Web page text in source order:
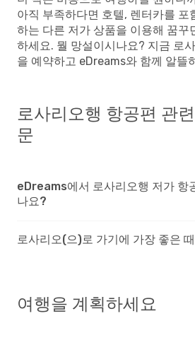
아직 부족하다면 호텔, 렌터카를 포
하는 다른 저가 상품을 이용해 꿈꾸
하세요. 뭘 망설이시나요? 지금 로
을 예약하고 eDreams와 함께 알뜰
로사리오행 항공편 관
문
eDreams에서 로사리오행 저가 항
나요?
로사리오(으)로 가기에 가장 좋은
여행을 계획하세요